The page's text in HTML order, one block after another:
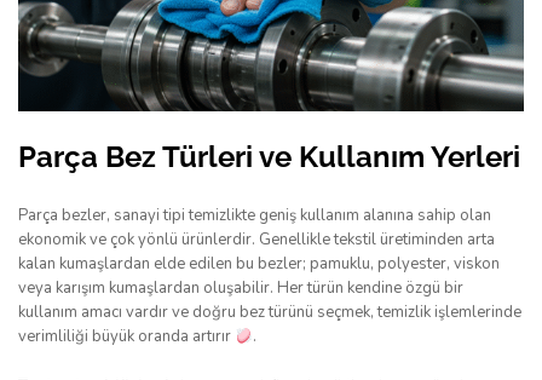
Parça Bez Türleri ve Kullanım Yerleri
Parça bezler, sanayi tipi temizlikte geniş kullanım alanına sahip olan
ekonomik ve çok yönlü ürünlerdir. Genellikle tekstil üretiminden arta
kalan kumaşlardan elde edilen bu bezler; pamuklu, polyester, viskon
veya karışım kumaşlardan oluşabilir. Her türün kendine özgü bir
kullanım amacı vardır ve doğru bez türünü seçmek, temizlik işlemlerinde
verimliliği büyük oranda artırır
.